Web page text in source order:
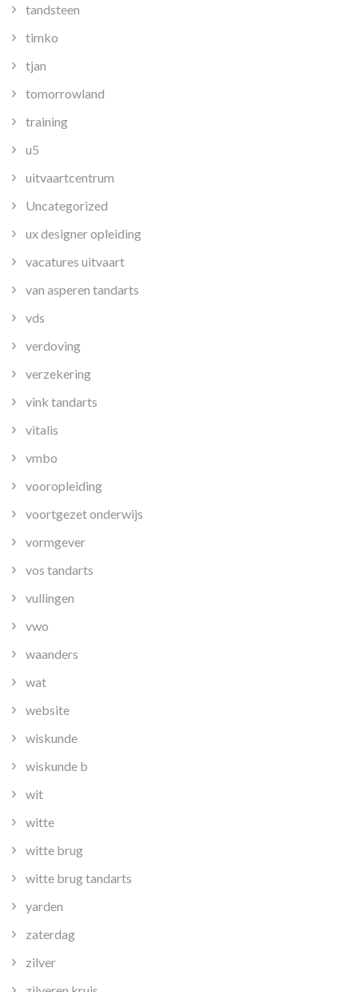
tandsteen
timko
tjan
tomorrowland
training
u5
uitvaartcentrum
Uncategorized
ux designer opleiding
vacatures uitvaart
van asperen tandarts
vds
verdoving
verzekering
vink tandarts
vitalis
vmbo
vooropleiding
voortgezet onderwijs
vormgever
vos tandarts
vullingen
vwo
waanders
wat
website
wiskunde
wiskunde b
wit
witte
witte brug
witte brug tandarts
yarden
zaterdag
zilver